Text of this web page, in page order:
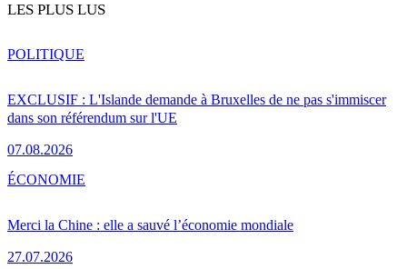
LES PLUS LUS
EXCLUSIF : L'Islande demande à Bruxelles de ne pas s'immiscer
dans son référendum sur l'UE
07.08.2026
POLITIQUE
Merci la Chine : elle a sauvé l’économie mondiale
27.07.2026
ÉCONOMIE